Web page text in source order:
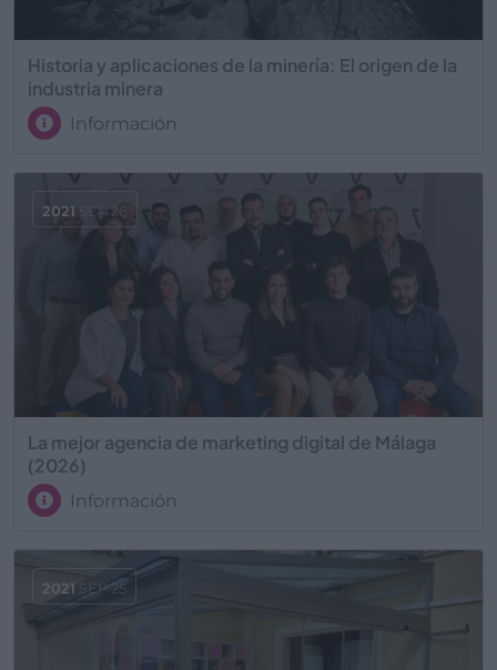
Historia y aplicaciones de la minería: El origen de la
industria minera
Información
La mejor agencia de marketing digital de Málaga
(2026)
Información
2021 SEP 26
2021 SEP 25